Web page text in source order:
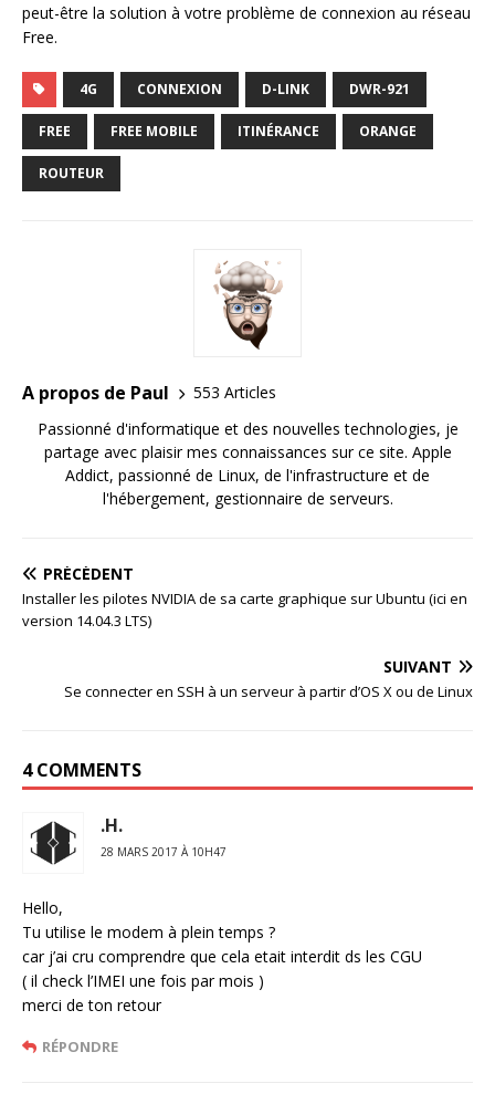
peut-être la solution à votre problème de connexion au réseau
Free.
4G CONNEXION D-LINK DWR-921
FREE FREE MOBILE ITINÉRANCE ORANGE
ROUTEUR
A propos de Paul
553 Articles
Passionné d'informatique et des nouvelles technologies, je
partage avec plaisir mes connaissances sur ce site. Apple
Addict, passionné de Linux, de l'infrastructure et de
l'hébergement, gestionnaire de serveurs.
PRÉCÉDENT
Installer les pilotes NVIDIA de sa carte graphique sur Ubuntu (ici en
version 14.04.3 LTS)
SUIVANT
Se connecter en SSH à un serveur à partir d’OS X ou de Linux
4 COMMENTS
.H.
28 MARS 2017 À 10H47
Hello,
Tu utilise le modem à plein temps ?
car j’ai cru comprendre que cela etait interdit ds les CGU
( il check l’IMEI une fois par mois )
merci de ton retour
RÉPONDRE